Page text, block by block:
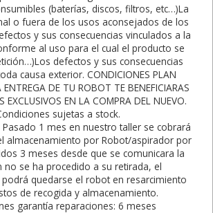
(baterías, discos, filtros, etc…)La
o fuera de los usos aconsejados de los
y sus consecuencias vinculados a la
al uso para el cual el producto se
defectos y sus consecuencias
causa exterior. CONDICIONES PLAN
DE TU ROBOT TE BENEFICIARAS
EXCLUSIVOS EN LA COMPRA DEL NUEVO.
sujetas a stock.
1 mes en nuestro taller se cobrará
almacenamiento por Robot/aspirador por
3 meses desde que se comunicara la
no se ha procedido a su retirada, el
quedarse el robot en resarcimiento
de recogida y almacenamiento.
garantía reparaciones: 6 meses